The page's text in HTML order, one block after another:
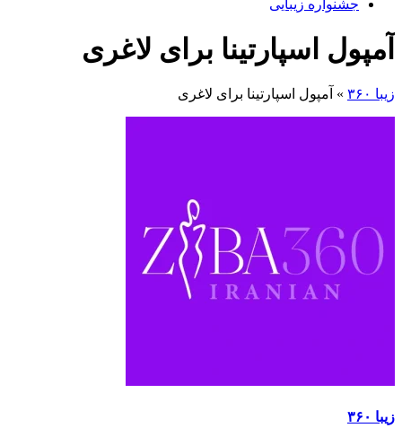
جشنواره زیبایی
آمپول اسپارتینا برای لاغری
زیبا ۳۶۰ » آمپول اسپارتینا برای لاغری
زیبا ۳۶۰